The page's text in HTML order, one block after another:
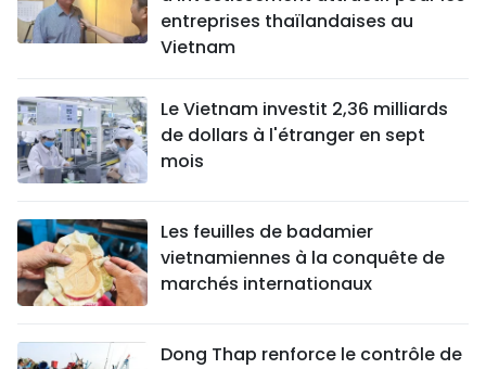
entreprises thaïlandaises au
Vietnam
Le Vietnam investit 2,36 milliards
de dollars à l'étranger en sept
mois
Les feuilles de badamier
vietnamiennes à la conquête de
marchés internationaux
Dong Thap renforce le contrôle de